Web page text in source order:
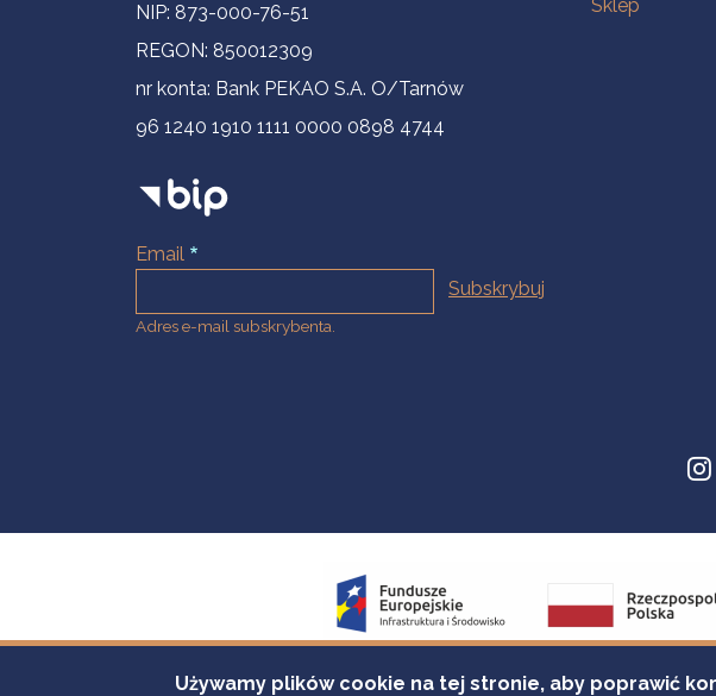
NIP: 873-000-76-51
REGON: 850012309
nr konta: Bank PEKAO S.A. O/Tarnów
96 1240 1910 1111 0000 0898 4744
Email
Adres e-mail subskrybenta.
Sklep
Używamy plików cookie na tej stronie, aby poprawić